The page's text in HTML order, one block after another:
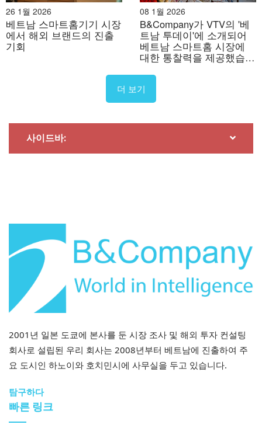
출처: 아키라스포트
– 샤오미, 화웨이, 삼성:장시간 배터리 수명, 스트레스 추
적, GPS 기능을 갖춘 저렴한 스마트밴드와 시계로 대중 시
장 부문에서 적극적으로 경쟁하여, 더 폭넓은 연령층이 웨
어러블 기기를 이용할 수 있도록 합니다.
외국인 투자자를 위한 전략적 의미
베트남 디지털 헬스 시장은 강력한 기회를 제공하지만, 복
하는 시장 진입 전략이 요구됩니다. 의료기기는 법령
98/2021 및 회람 05/2022에 따라 분류되어 규제되며, 저
위험 기기(A등급)는 최소한의 등록만 필요하고, 진단 또는
26 1월 2026
베트남 스마트홈기기 시장
에서 해외 브랜드의 진출
기회
08 1월 2026
B&Company가 VTV의 '베
트남 투데이'에 소개되어
베트남 스마트홈 시장에
대한 통찰력을 제공했습니
더 보기
사이드바:
2001년 일본 도쿄에 본사를 둔 시장 조사 및 해외 투자 컨설팅
회사로 설립된 우리 회사는 2008년부터 베트남에 진출하여 주
요 도시인 하노이와 호치민시에 사무실을 두고 있습니다.
탐구하다
빠른 링크